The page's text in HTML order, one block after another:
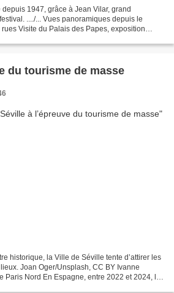
1947, grâce à Jean Vilar, grand
..../... Vues panoramiques depuis le
du tourisme de masse
historique, la Ville de Séville tente d’attirer les
Joan Oger/Unsplash, CC BY Ivanne
Paris Nord En Espagne, entre 2022 et 2024, le